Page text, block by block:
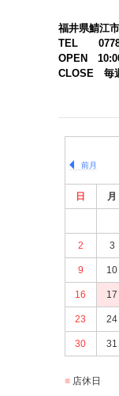
福井県鯖江
TEL 0778-
OPEN
CLOSE 毎
前月
日 月
2 3
9 10
16 17
23 24
30 31
店休日